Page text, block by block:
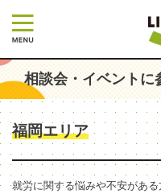
相談会・イベントに
福岡エリア
就労に関する悩みや不安があ